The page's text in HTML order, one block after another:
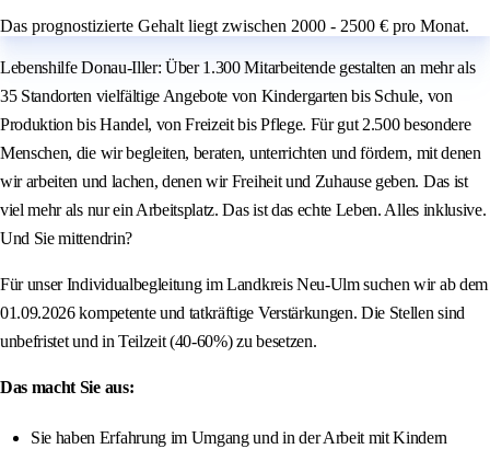
Das prognostizierte Gehalt liegt zwischen 2000 - 2500 € pro Monat.
Lebenshilfe Donau-Iller: Über 1.300 Mitarbeitende gestalten an mehr als
35 Standorten vielfältige Angebote von Kindergarten bis Schule, von
Produktion bis Handel, von Freizeit bis Pflege. Für gut 2.500 besondere
Menschen, die wir begleiten, beraten, unterrichten und fördern, mit denen
wir arbeiten und lachen, denen wir Freiheit und Zuhause geben. Das ist
viel mehr als nur ein Arbeitsplatz. Das ist das echte Leben. Alles inklusive.
Und Sie mittendrin?
Für unser Individualbegleitung im Landkreis Neu-Ulm suchen wir ab dem
01.09.2026 kompetente und tatkräftige Verstärkungen. Die Stellen sind
unbefristet und in Teilzeit (40-60%) zu besetzen.
Das macht Sie aus:
Sie haben Erfahrung im Umgang und in der Arbeit mit Kindern